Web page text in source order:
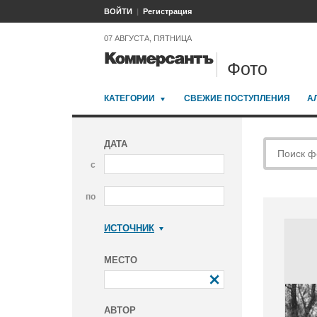
ВОЙТИ Регистрация
07 АВГУСТА, ПЯТНИЦА
Фото
КАТЕГОРИИ СВЕЖИЕ ПОСТУПЛЕНИЯ
ДАТА
с
по
ИСТОЧНИК
МЕСТО
АВТОР